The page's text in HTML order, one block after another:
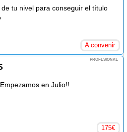
tu nivel para conseguir el título
A convenir
PROFESIONAL
en Julio!!
175€